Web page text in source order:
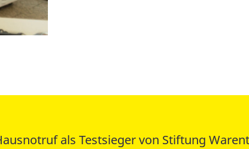
als Testsieger von Stiftung